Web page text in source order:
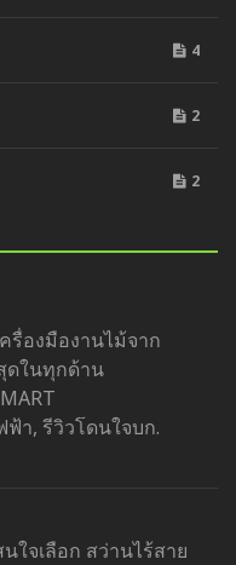
4
2
2
รื่องมืองานไม้จาก
ดในทุกด้าน
ฟ้า, รีวิวโดนใจบก.
ใจเลือก สว่านไร้สาย